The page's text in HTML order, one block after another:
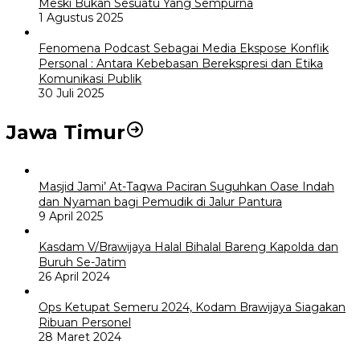
Meski Bukan Sesuatu Yang Sempurna
1 Agustus 2025
Fenomena Podcast Sebagai Media Ekspose Konflik
Personal : Antara Kebebasan Berekspresi dan Etika
Komunikasi Publik
30 Juli 2025
Jawa Timur
Masjid Jami’ At-Taqwa Paciran Suguhkan Oase Indah
dan Nyaman bagi Pemudik di Jalur Pantura
9 April 2025
Kasdam V/Brawijaya Halal Bihalal Bareng Kapolda dan
Buruh Se-Jatim
26 April 2024
Ops Ketupat Semeru 2024, Kodam Brawijaya Siagakan
Ribuan Personel
28 Maret 2024